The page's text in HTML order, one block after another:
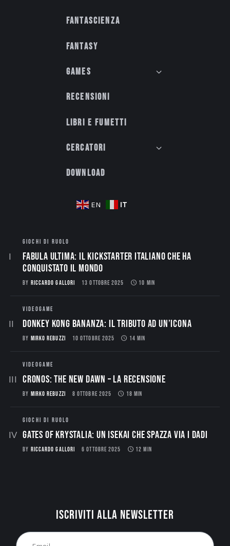
Fantascienza
Fantasy
Games
Recensioni
Libri e fumetti
Cercatori
Download
EN IT
GIOCHI DI RUOLO
Fabula Ultima: il Kickstarter italiano che ha
conquistato il mondo
BY RICCARDO GALLORI 13 OTTOBRE 2025 10 MIN
VIDEOGAME
Donkey Kong Bananza: Il Tributo ad un’Icona
BY MIRKO REBUZZI 10 OTTOBRE 2025 14 MIN
VIDEOGAME
CRONOS: THE NEW DAWN – La Recensione
BY MIRKO REBUZZI 8 OTTOBRE 2025 18 MIN
GIOCHI DI RUOLO
Gates of Krystalia: Un Isekai che spazza via i dadi
BY RICCARDO GALLORI 6 OTTOBRE 2025 12 MIN
Iscriviti alla newsletter